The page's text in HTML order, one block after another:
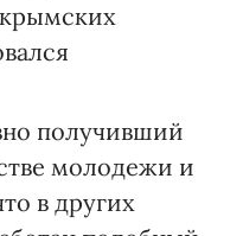
получивший
молодежи и
в других